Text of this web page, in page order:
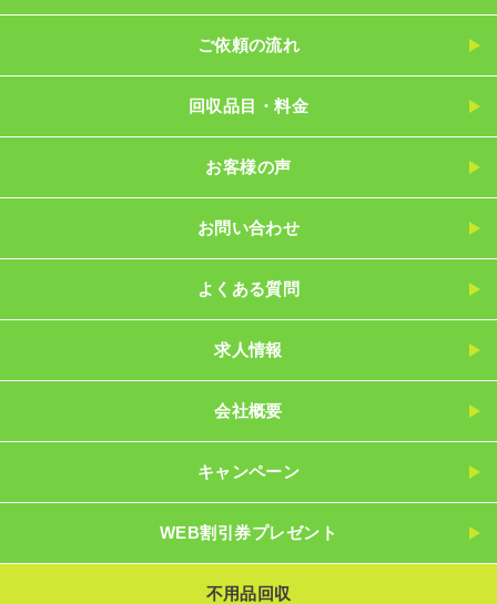
ご依頼の流れ
回収品目・料金
お客様の声
お問い合わせ
よくある質問
求人情報
会社概要
キャンペーン
WEB割引券プレゼント
不用品回収